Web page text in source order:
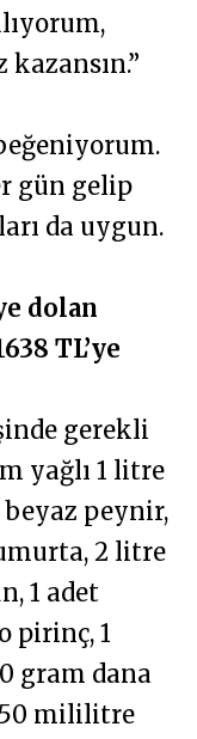
gün gelip
da uygun.
dolan
TL’ye
gerekli
yağlı 1 litre
beyaz peynir,
2 litre
1 adet
pirinç, 1
gram dana
mililitre